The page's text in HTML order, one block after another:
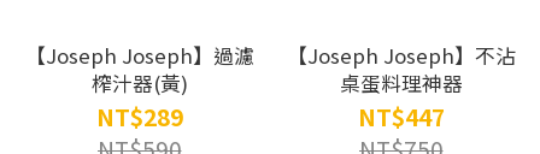
【Joseph Joseph】過濾
榨汁器(黃)
NT$289
【Joseph Joseph】不沾
桌蛋料理神器
NT$447